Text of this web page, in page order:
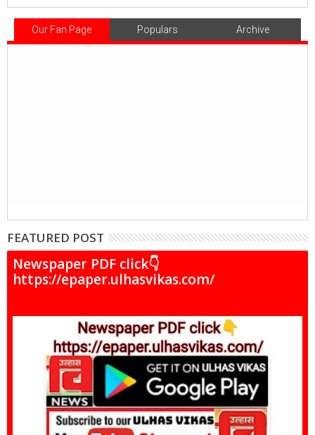
Our Fan Page Populars Archive
FEATURED POST
Newspaper PDF click👇
https://epaper.ulhasvikas.com/